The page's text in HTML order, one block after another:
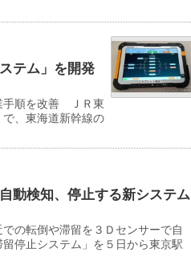
テム」を開発
手順を改善 ＪＲ東
、東海道新幹線の
動検知、停止する新システム
の転倒や滞留を３Ｄセンサーで自
停止システム」を５日から東京駅